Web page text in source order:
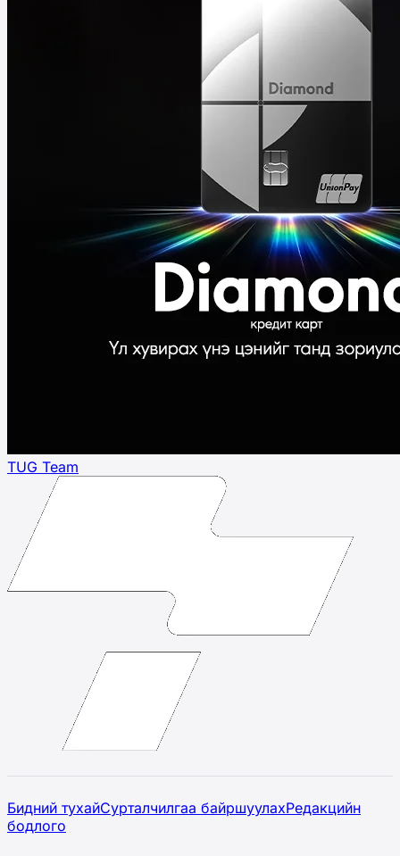
TUG Team
Бидний тухайСурталчилгаа байршуулахРедакцийн
бодлого